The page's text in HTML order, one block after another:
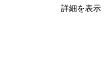
詳細を表示